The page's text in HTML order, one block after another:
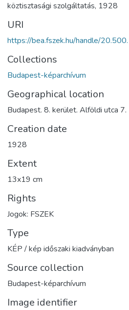
köztisztasági szolgáltatás, 1928
URI
https://bea.fszek.hu/handle/
Collections
Budapest-képarchívum
Geographical location
Budapest. 8. kerület. Alföldi utca 7.
Creation date
1928
Extent
13x19 cm
Rights
Jogok: FSZEK
Type
KÉP / kép időszaki kiadványban
Source collection
Budapest-képarchívum
Image identifier